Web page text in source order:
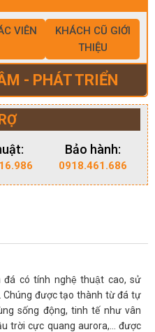
VIÊN
KHÁCH CŨ GIỚI
THIỆU
- PHÁT TRIỂN
Bảo hành:
0918.461.686
đá có tính nghệ thuật cao, sử
Chúng được tạo thành từ đá tự
sống động, tinh tế như vân
trời cực quang aurora,… được